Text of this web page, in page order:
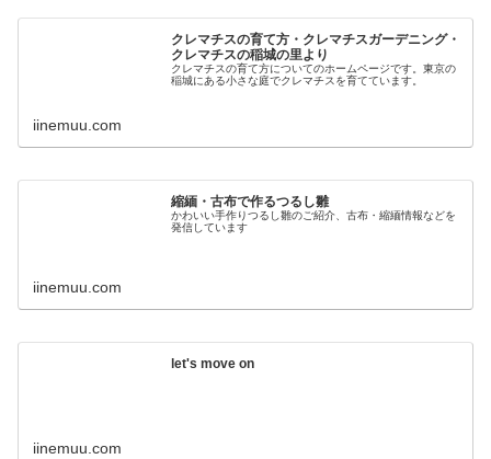
クレマチスの育て方・クレマチスガーデニング・
クレマチスの稲城の里より
クレマチスの育て方についてのホームページです。東京の
稲城にある小さな庭でクレマチスを育てています。
iinemuu.com
縮緬・古布で作るつるし雛
かわいい手作りつるし雛のご紹介、古布・縮緬情報などを
発信しています
iinemuu.com
let's move on
iinemuu.com